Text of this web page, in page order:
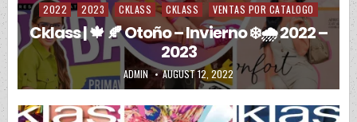
Posted in
2022 2023 CKLASS CKLASS VENTAS POR CATALOGO
Cklass | 🍁 🍂 Otoño – Invierno ❄️🌧️ 2022 –
2023
AUTHOR:
ADMIN PUBLISHED DATE:
AUGUST 12, 2022